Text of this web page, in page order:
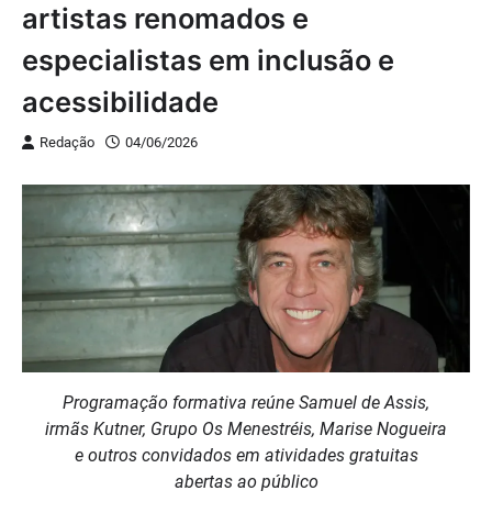
artistas renomados e
especialistas em inclusão e
acessibilidade
Redação 04/06/2026
Programação formativa reúne Samuel de Assis,
irmãs Kutner, Grupo Os Menestréis, Marise Nogueira
e outros convidados em atividades gratuitas
abertas ao público